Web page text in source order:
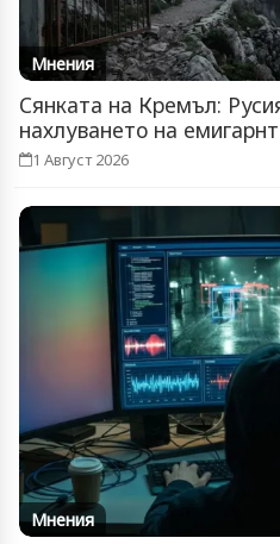
Мнения
Сянката на Кремъл:
нахлуването на
1 Август 2026
Мнения